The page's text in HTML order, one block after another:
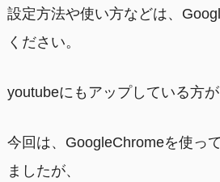
設定方法や使い方などは、
ください。
youtubeにもアップしている方が
今回は、GoogleChromeを使っ
ましたが、